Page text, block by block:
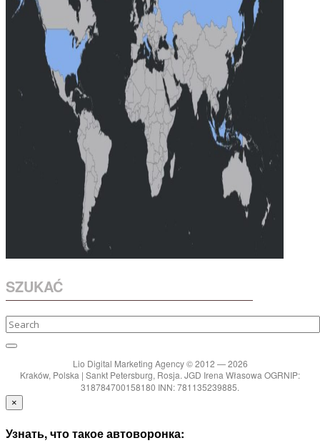
SZUKAĆ
Lio Digital Marketing Agency © 2012 — 2026
Kraków, Polska | Sankt Petersburg, Rosja. JGD Irena Własowa OGRNIP:
318784700158180 INN: 781135239885.
×
Узнать, что такое автоворонка: